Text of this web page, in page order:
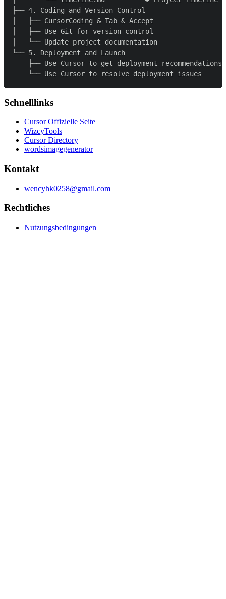
Schnelllinks
Cursor Offizielle Seite
WizcyTools
Cursor Directory
wordsimagegenerator
Kontakt
wencyhk0258@gmail.com
Rechtliches
Nutzungsbedingungen